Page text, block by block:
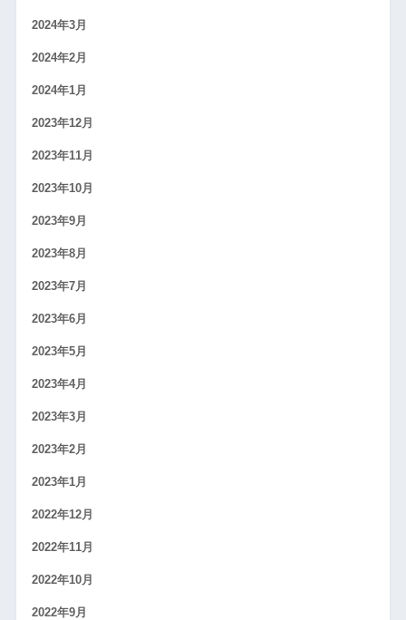
2024年3月
2024年2月
2024年1月
2023年12月
2023年11月
2023年10月
2023年9月
2023年8月
2023年7月
2023年6月
2023年5月
2023年4月
2023年3月
2023年2月
2023年1月
2022年12月
2022年11月
2022年10月
2022年9月